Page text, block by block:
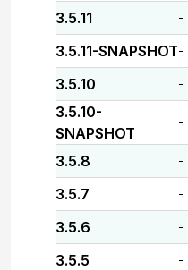
3.5.11 -
3.5.11-SNAPSHOT-
3.5.10 -
3.5.10-
SNAPSHOT
-
3.5.8 -
3.5.7 -
3.5.6 -
3.5.5 -